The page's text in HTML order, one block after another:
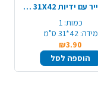
שקית נייר עם ידיות 31X42 ס"מ - כסף מטאלי
כמות: 1
מידה: 42*31 ס"מ
₪3.90
הוספה לסל